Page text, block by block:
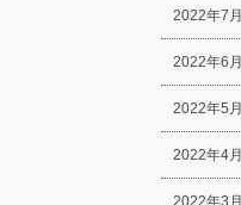
2022年7月
2022年6月
2022年5月
2022年4月
2022年3月